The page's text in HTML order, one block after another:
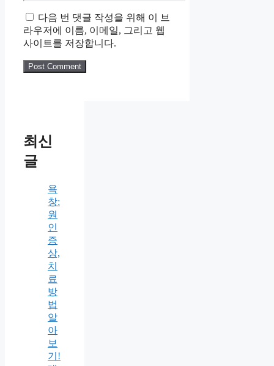
다음 번 댓글 작성을 위해 이 브
라우저에 이름, 이메일, 그리고 웹
사이트를 저장합니다.
최신
글
욕
창:
원
인
증
상,
치
료
방
법
알
아
보
기!